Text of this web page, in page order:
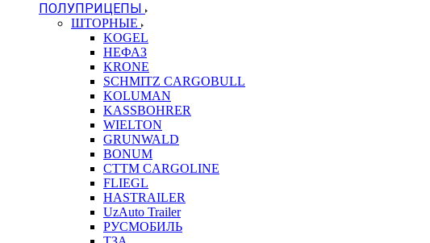
ПОЛУПРИЦЕПЫ
ШТОРНЫЕ
KOGEL
НЕФАЗ
KRONE
SCHMITZ CARGOBULL
KOLUMAN
KASSBOHRER
WIELTON
GRUNWALD
BONUM
CTTM CARGOLINE
FLIEGL
HASTRAILER
UzAuto Trailer
РУСМОБИЛЬ